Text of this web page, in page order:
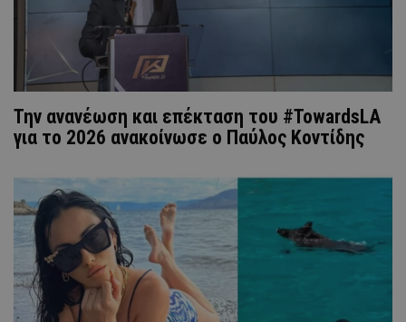
Την ανανέωση και επέκταση του #TowardsLA
για το 2026 ανακοίνωσε ο Παύλος Κοντίδης